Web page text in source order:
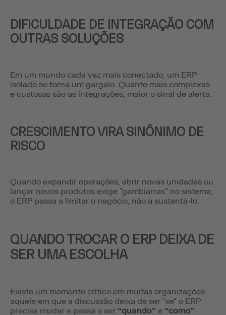
DIFICULDADE DE INTEGRAÇÃO COM
OUTRAS SOLUÇÕES
Em um mundo cada vez mais conectado, um ERP
isolado se torna um gargalo. Quanto mais complexas
e custosas são as integrações, maior o sinal de alerta.
CRESCIMENTO VIRA SINÔNIMO DE
RISCO
Quando expandir operações, abrir novas unidades ou
lançar novos produtos exige “gambiarras” no sistema,
o ERP passa a limitar o negócio, não a sustentá-lo.
QUANDO TROCAR O ERP DEIXA DE
SER UMA ESCOLHA
Existe um momento crítico em muitas organizações:
aquele em que a discussão deixa de ser “se” o ERP
precisa mudar e passa a ser “quando” e “como”.